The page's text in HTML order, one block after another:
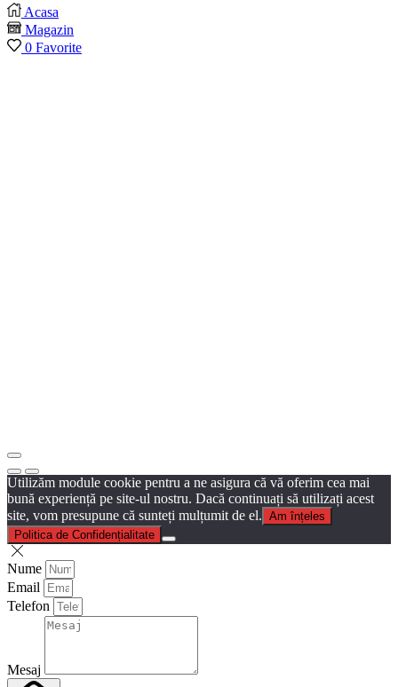
Acasa
Magazin
0 Favorite
Utilizăm module cookie pentru a ne asigura că vă oferim cea mai
bună experiență pe site-ul nostru. Dacă continuați să utilizați acest
site, vom presupune că sunteți mulțumit de el. Am înțeles
Politica de Confidențialitate
Nume
Email
Telefon
Mesaj